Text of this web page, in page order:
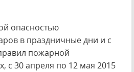
опасностью
в праздничные дни и с
пожарной
с 30 апреля по 12 мая 2015